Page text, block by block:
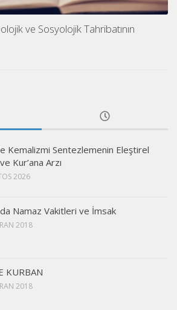
ve Sosyolojik Tahribatının
Kemalizmi Sentezlemenin Eleştirel
Kur’ana Arzı
2026
Namaz Vakitleri ve İmsak
2018
KURBAN
2018